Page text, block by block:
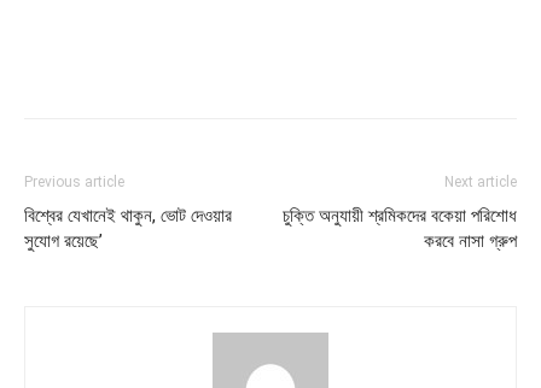
Previous article
বিশ্বের যেখানেই থাকুন, ভোট দেওয়ার
সুযোগ রয়েছে’
Next article
চুক্তি অনুযায়ী শ্রমিকদের বকেয়া পরিশোধ
করবে নাসা গ্রুপ